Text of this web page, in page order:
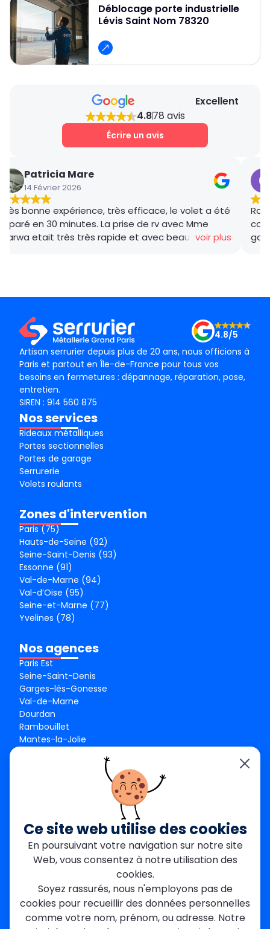
Déblocage porte industrielle
Lévis Saint Nom 78320
Excellent
4.878 avis
Écrire un avis
Patricia Mare
14 Février 2026
Très bonne expérience, très efficace, le volet a été
réparé en 30 minutes. La prise de rv avec Mme
Marwa etait très très rapide et avec beaucoup de
voir plus
Artisan serrurier depuis plus de 20 ans, nous officions à
Paris et partout en Île-de-France pour tous vos
besoins en fermetures : dépannage, réparation, pose,
entretien.
4.8/5
SIREN : 914 560 875
Nos services
Rideaux métalliques
Portes sectionnelles
Portes de garage
Serrurerie
Volets roulants
Zones d'intervention
Paris (75)
Hauts-de-Seine (92)
Seine-Saint-Denis (93)
Essonne (91)
Val-de-Marne (94)
Val-d’Oise (95)
Seine-et-Marne (77)
Yvelines (78)
Nos agences
Paris Est
Seine-Saint-Denis
Garges-lès-Gonesse
Val-de-Marne
Dourdan
Rambouillet
Mantes-la-Jolie
contact@metallerie-grand-paris.com
46 bis Av. du Maine, 75015 Paris
Mentions légales
Politique De Confidentialité
Cookies
CGV
Engagements Clients
À propos
Blog Plan du site Avis FAQ
Ce site web utilise des cookies
En poursuivant votre navigation sur notre site
Web, vous consentez à notre utilisation des
cookies.
Soyez rassurés, nous n'employons pas de
cookies pour recueillir des données personnelles
comme votre nom, prénom, ou adresse. Notre